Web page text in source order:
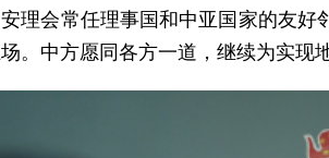
理会常任理事国和中亚国家的友
。中方愿同各方一道，继续为实现